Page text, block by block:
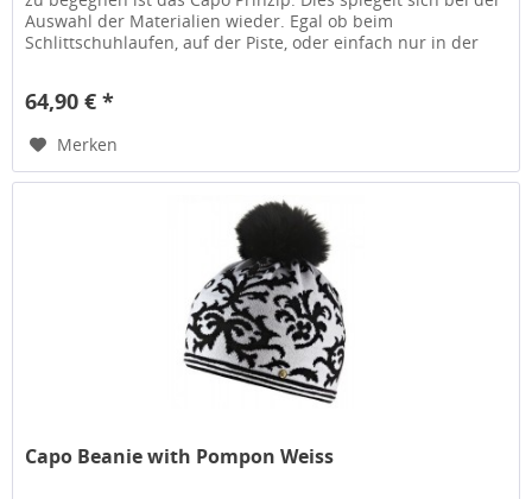
Auswahl der Materialien wieder. Egal ob beim
Schlittschuhlaufen, auf der Piste, oder einfach nur in der
64,90 € *
Merken
Capo Beanie with Pompon Weiss